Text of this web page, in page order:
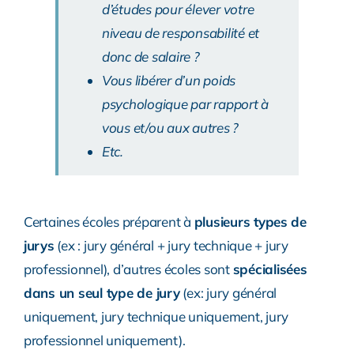
d’études pour élever votre
niveau de responsabilité et
donc de salaire ?
Vous libérer d’un poids
psychologique par rapport à
vous et/ou aux autres ?
Etc.
Certaines écoles préparent à plusieurs types de
jurys (ex : jury général + jury technique + jury
professionnel), d’autres écoles sontspécialisées
dans un seul type de jury(ex: jury général
uniquement, jury technique uniquement, jury
professionnel uniquement).